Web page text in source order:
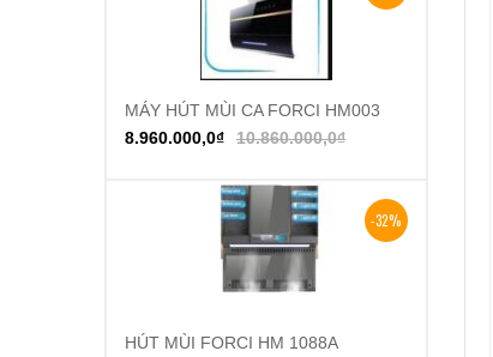
Thêm vào giỏ hàng
MÁY HÚT MÙI CA FORCI HM003
10.860.000,0₫
8.960.000,0₫
-32%
Thêm vào giỏ hàng
HÚT MÙI FORCI HM 1088A